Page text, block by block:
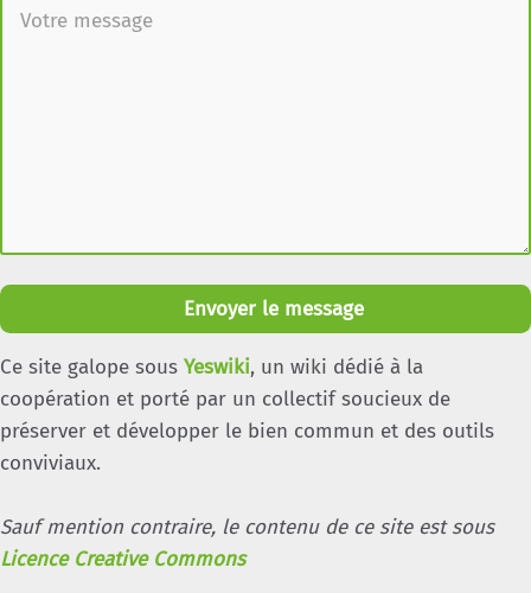
Envoyer le message
Ce site galope sous Yeswiki, un wiki dédié à la
coopération et porté par un collectif soucieux de
préserver et développer le bien commun et des outils
conviviaux.
Sauf mention contraire, le contenu de ce site est sous
Licence Creative Commons